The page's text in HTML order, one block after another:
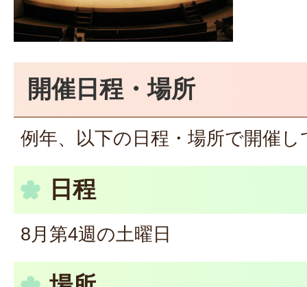
開催日程・場所
例年、以下の日程・場所で開催
日程
8月第4週の土曜日